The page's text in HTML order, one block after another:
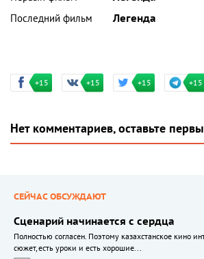
Последний фильм
Легенда
+15 +15 +15 +15
Нет комментариев, оставьте
СЕЙЧАС ОБСУЖДАЮТ
Сценарий начинается с сердца
Полностью согласен. Поэтому казахстанское кино
сюжет, есть уроки и есть хорошие...